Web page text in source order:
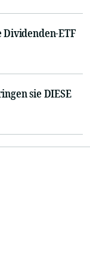
ETF
sie DIESE